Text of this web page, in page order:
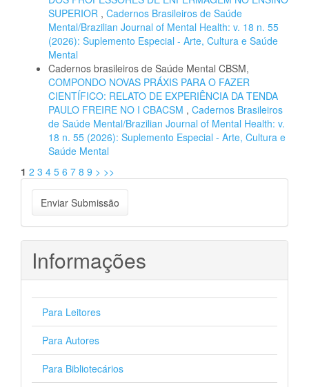
SUPERIOR , Cadernos Brasileiros de Saúde
Mental/Brazilian Journal of Mental Health: v. 18 n. 55
(2026): Suplemento Especial - Arte, Cultura e Saúde
Mental
Cadernos brasileiros de Saúde Mental CBSM,
COMPONDO NOVAS PRÁXIS PARA O FAZER
CIENTÍFICO: RELATO DE EXPERIÊNCIA DA TENDA
PAULO FREIRE NO I CBACSM , Cadernos Brasileiros
de Saúde Mental/Brazilian Journal of Mental Health: v.
18 n. 55 (2026): Suplemento Especial - Arte, Cultura e
Saúde Mental
1 2 3 4 5 6 7 8 9 > >>
Enviar
Submissão
Enviar Submissão
Informações
Para Leitores
Para Autores
Para Bibliotecários